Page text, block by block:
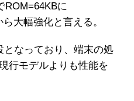
ROM=64KBに
大幅強化と言える。
となっており、端末の処
行モデルよりも性能を